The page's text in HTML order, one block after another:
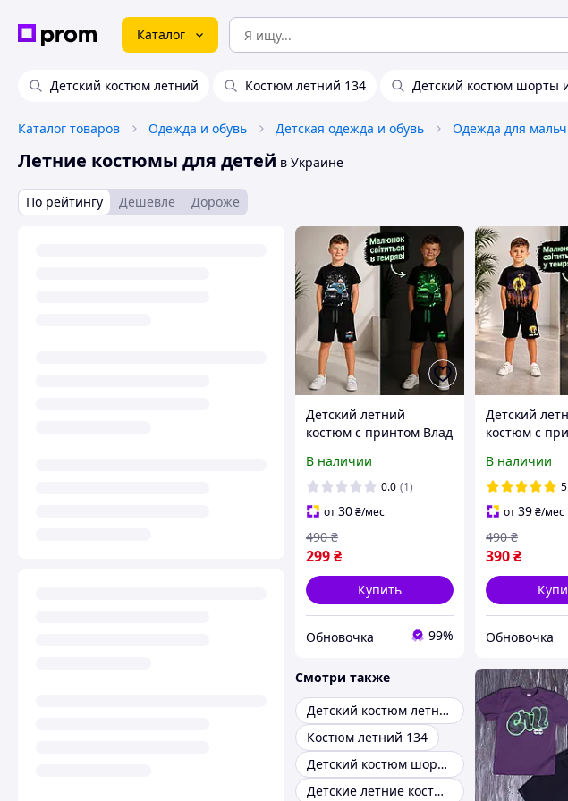
Каталог
Детский костюм летний Костюм летний 134 Детский костюм шорты
Каталог товаров Одежда и обувь Детская одежда и обувь Одежда для
Летние костюмы для детей в Украине
По рейтингу Дешевле Дороже
Детский летний
костюм с принтом Влад
мальчика Комплект
футболка и шорты для
детей лето 128-134
В наличии
0.0 (1)
от30₴/мес
299₴
490 ₴
Купить
Обновочка 99%
Детский
костюм с
мальчиков
футболка и
детей лето
В наличии
от39₴/мес
390₴
490 ₴
Обновочка
Смотри также
Детский костюм летний
Костюм летний 134
Детский костюм шорты и футболка
Детские летние костюмы 110-116